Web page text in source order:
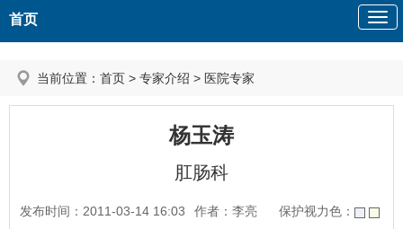
首页
当前位置： 首页 > 专家介绍 > 医院专家
杨玉涛
肛肠科
发布时间：2011-03-14 16:03 作者：李亮 保护视力色：